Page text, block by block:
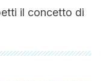
il concetto di